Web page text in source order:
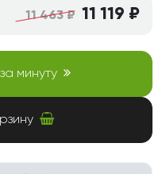
11 463 ₽ 11 119 ₽
минуту